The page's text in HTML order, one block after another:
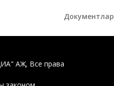
Документлар
АҖ. Все права